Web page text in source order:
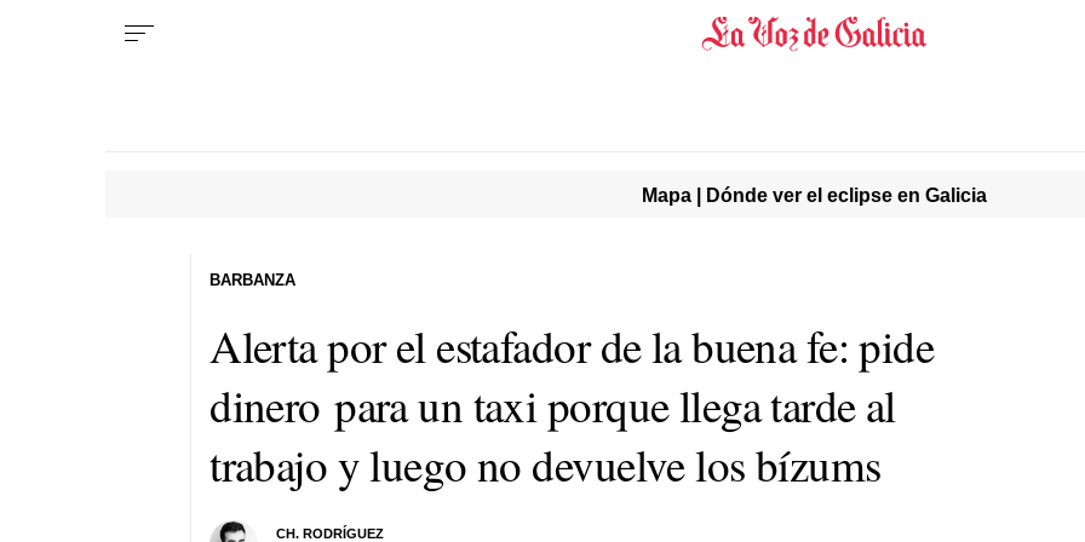
Mapa | Dónde ver el eclipse en Galicia
Alerta por el estafador de la buena fe: pide
dinero para un taxi porque llega tarde al
trabajo y luego no devuelve los bízums
CH. RODRÍGUEZ
BARBANZA